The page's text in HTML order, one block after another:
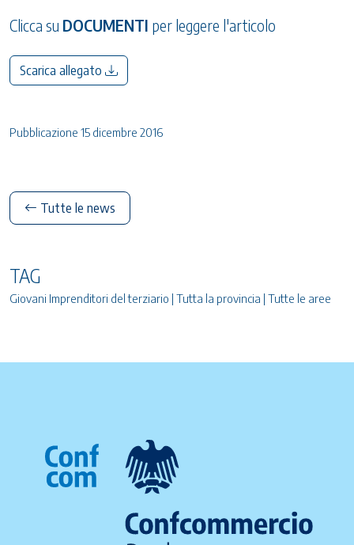
Clicca su DOCUMENTI per leggere l'articolo
Scarica allegato
Pubblicazione 15 dicembre 2016
Tutte le news
TAG
Giovani Imprenditori del terziario | Tutta la provincia | Tutte le aree